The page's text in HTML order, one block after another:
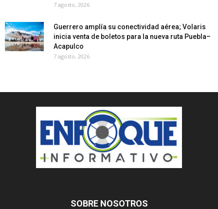
7 agosto, 2026
Guerrero amplía su conectividad aérea; Volaris
inicia venta de boletos para la nueva ruta Puebla–
Acapulco
7 agosto, 2026
SOBRE NOSOTROS